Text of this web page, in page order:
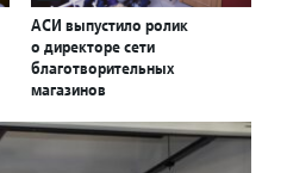
АСИ выпустило ролик
о директоре сети
благотворительных
магазинов